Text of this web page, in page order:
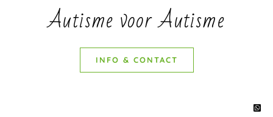
Autisme voor Autisme
INFO & CONTACT